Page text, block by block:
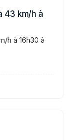
43 km/h à
h à 16h30 à